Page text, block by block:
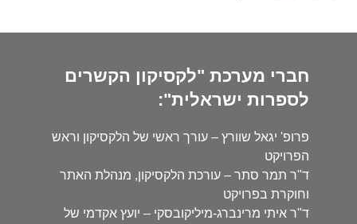
חברי מערכת "לקסיקון הקשרים
לספרות ישראלית":
פרופ' יגאל שוורץ – עורך ראשי של הלקסיקון וראש
הפרויקט
ד"ר תמר סתר – עורכת הלקסיקון, מנהלת האתר
וחוקרת בפרויקט
ד"ר איתי מרינברג-מיליקובסקי – יועץ אקדמי של